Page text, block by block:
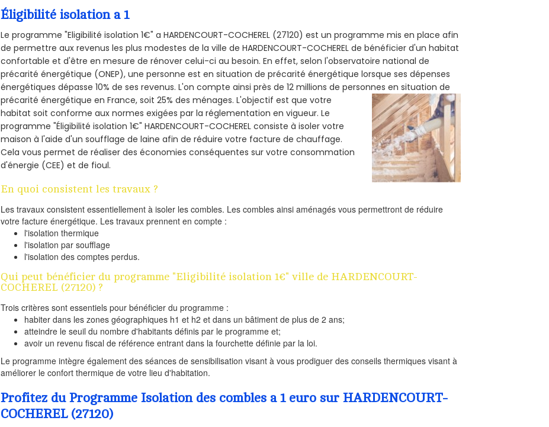
Éligibilité isolation a 1
Le programme "Eligibilité isolation 1€" a HARDENCOURT-COCHEREL (27120) est un programme mis en place afin
de permettre aux revenus les plus modestes de la ville de HARDENCOURT-COCHEREL de bénéficier d'un habitat
confortable et d'être en mesure de rénover celui-ci au besoin. En effet, selon l'observatoire national de
précarité énergétique (ONEP), une personne est en situation de précarité énergétique lorsque ses dépenses
énergétiques dépasse 10% de ses revenus. L'on compte ainsi près de 12 millions de personnes en situation de
précarité énergétique en France, soit 25% des ménages.L'objectif est que votre
habitat soit conforme aux normes exigées par la réglementation en vigueur. Le
programme "Éligibilité isolation 1€" HARDENCOURT-COCHEREL consiste à isoler votre
maison à l'aide d'un soufflage de laine afin de réduire votre facture de chauffage.
Cela vous permet de réaliser des économies conséquentes sur votre consommation
d'énergie (CEE) et de fioul.
En quoi consistent les travaux ?
Les travaux consistent essentiellement à isoler les combles. Les combles ainsi aménagés vous permettront de réduire
votre facture énergétique. Les travaux prennent en compte :
l'isolation thermique
l'isolation par soufflage
l'isolation des comptes perdus.
Qui peut bénéficier du programme "Eligibilité isolation 1€" ville de HARDENCOURT-
COCHEREL (27120) ?
Trois critères sont essentiels pour bénéficier du programme :
habiter dans les zones géographiques h1 et h2 et dans un bâtiment de plus de 2 ans;
atteindre le seuil du nombre d'habitants définis par le programme et;
avoir un revenu fiscal de référence entrant dans la fourchette définie par la loi.
Le programme intègre également des séances de sensibilisation visant à vous prodiguer des conseils thermiques visant à
améliorer le confort thermique de votre lieu d'habitation.
Profitez du Programme Isolation des combles a 1 euro sur HARDENCOURT-
COCHEREL (27120)